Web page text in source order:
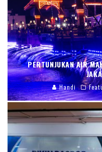
PERTUNJUKAN AIR
Handi